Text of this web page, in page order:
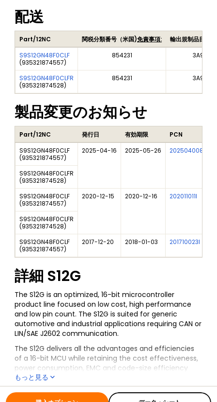
配送
Part/12NC 関税分類番号（米国)免責事項:
輸出規制品目番
S9S12GN48F0CLF
(935321874557)
854231 3A991A2
S9S12GN48F0CLFR
(935321874528)
854231 3A991A2
製品変更のお知らせ
Part/12NC 発行日 有効期限 PCN
S9S12GN48F0CLF
(935321874557)
2025-04-16 2025-05-26 202504008I
S9S12GN48F0CLFR
(935321874528)
S9S12GN48F0CLF
(935321874557)
2020-12-15 2020-12-16 202011011I
S9S12GN48F0CLFR
(935321874528)
S9S12GN48F0CLF
(935321874557)
2017-12-20 2018-01-03 201710023I
詳細 S12G
The S12G is an optimized, 16-bit microcontroller
product line focused on low cost, high performance
and low pin count. The S12G is suited for generic
automotive and industrial applications requiring CAN or
LIN/SAE J2602 communication.
The S12G delivers all the advantages and efficiencies
of a 16-bit MCU while retaining the cost effectiveness,
power consumption, EMC and code-size efficiency
advantages currently enjoyed by users of our existing
8-bit and 16-bit MCU families.
もっと見る
全ての情報 S12G